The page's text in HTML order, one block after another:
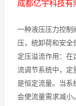
成都亿宇科技有
一种液压压力控制
压，统卸荷和安全
定压溢流作用：在
流调节系统中，定
是恒定流量。当系
会使流量需求减小